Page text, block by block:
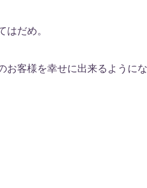
だめ。
客様を幸せに出来るように